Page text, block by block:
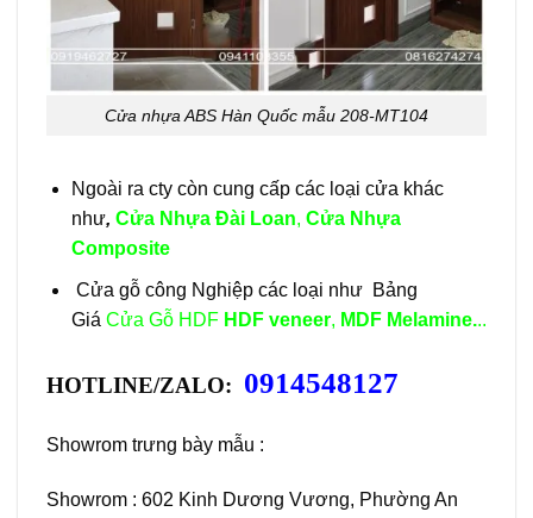
Cửa nhựa ABS Hàn Quốc mẫu 208-MT104
Ngoài ra cty còn cung cấp các loại cửa khác
như, Cửa Nhựa Đài Loan, Cửa Nhựa
Composite
Cửa gỗ công Nghiệp các loại như Bảng
Giá Cửa Gỗ HDF HDF veneer, MDF Melamine...
HOTLINE/ZALO: 0914548127
Showrom trưng bày mẫu :
Showrom : 602 Kinh Dương Vương, Phường An